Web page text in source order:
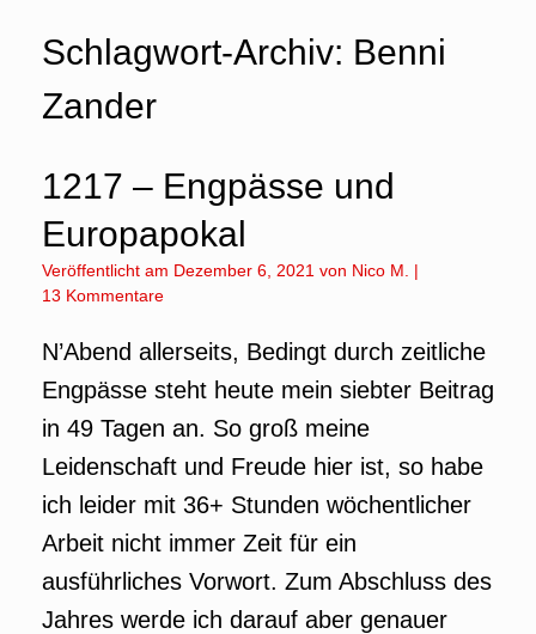
Schlagwort-Archiv: Benni
Zander
1217 – Engpässe und
Europapokal
Veröffentlicht am Dezember 6, 2021 von Nico M.
|
13 Kommentare
N’Abend allerseits, Bedingt durch zeitliche
Engpässe steht heute mein siebter Beitrag
in 49 Tagen an. So groß meine
Leidenschaft und Freude hier ist, so habe
ich leider mit 36+ Stunden wöchentlicher
Arbeit nicht immer Zeit für ein
ausführliches Vorwort. Zum Abschluss des
Jahres werde ich darauf aber genauer